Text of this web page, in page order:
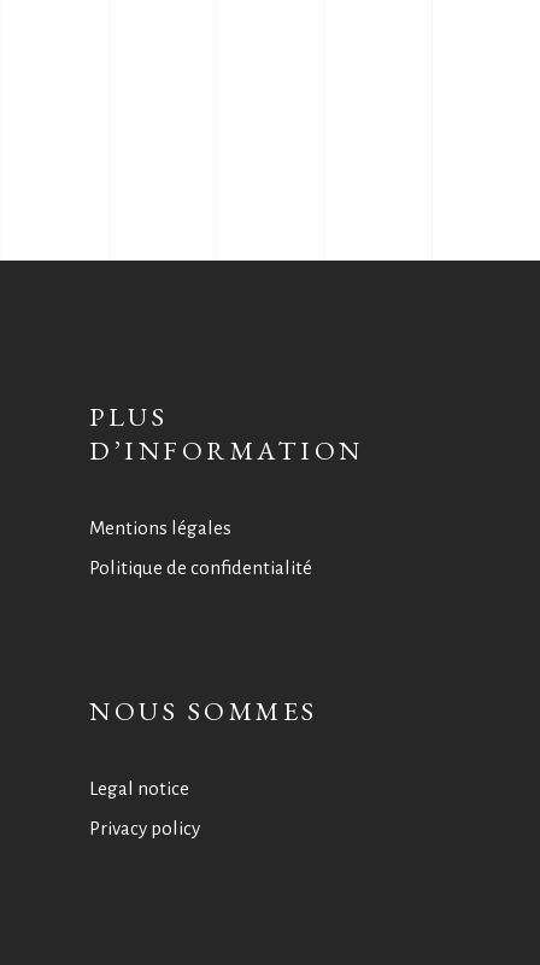
PLUS
D’INFORMATION
Mentions légales
Politique de confidentialité
NOUS SOMMES
Legal notice
Privacy policy